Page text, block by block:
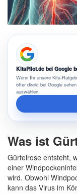
KitaPilot.de bei Google
Wenn Ihr unsere Kita-
öfter direkt bei Google
auswählen.
Was ist
Gürtelrose entsteht,
einer
wird. Obwohl
kann das Virus im